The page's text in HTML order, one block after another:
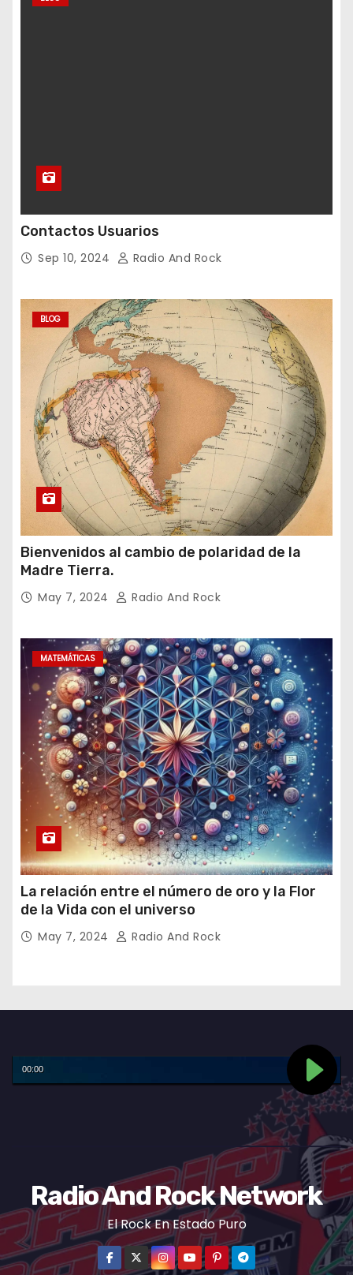
Contactos Usuarios
Sep 10, 2024 Radio And Rock
BLOG
Bienvenidos al cambio de polaridad de la
Madre Tierra.
May 7, 2024 Radio And Rock
MATEMÁTICAS
La relación entre el número de oro y la Flor
de la Vida con el universo
May 7, 2024 Radio And Rock
Radio And Rock Network
El Rock En Estado Puro